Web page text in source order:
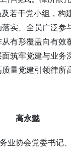
若干党小组，构
实、全员广泛参
有形覆盖向有效
筑牢党建与业务
量党建引领律所
高永懿
业协会党委书记